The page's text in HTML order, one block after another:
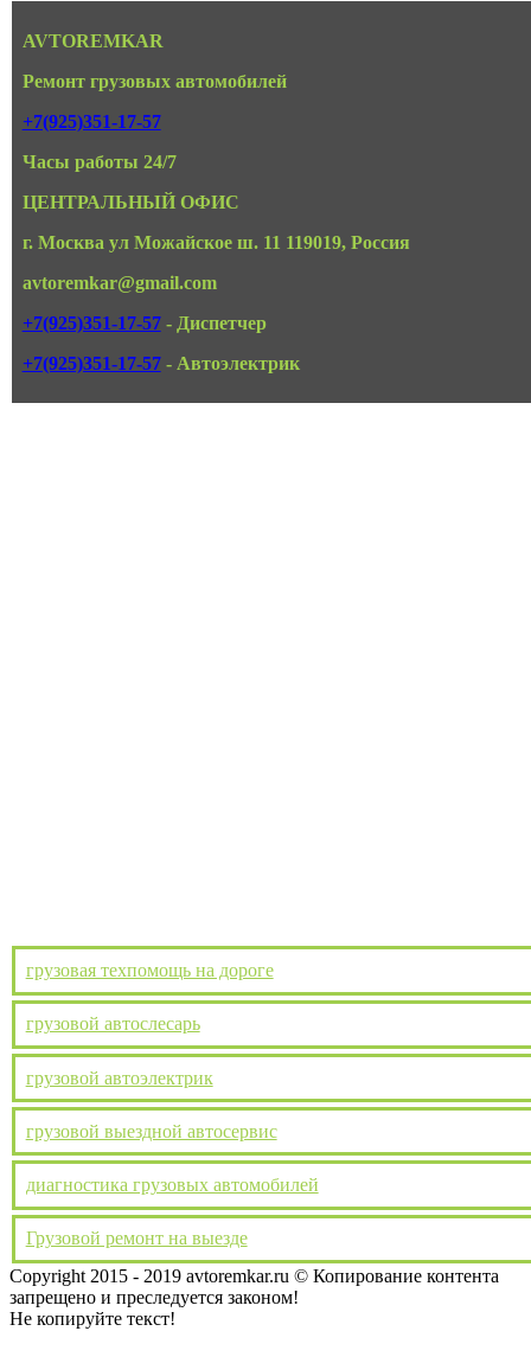
AVTOREMKAR
Ремонт грузовых автомобилей
+7(925)351-17-57
Часы работы 24/7
ЦЕНТРАЛЬНЫЙ ОФИС
г. Москва ул Можайское ш. 11 119019, Россия
avtoremkar@gmail.com
+7(925)351-17-57- Диспетчер
+7(925)351-17-57- Автоэлектрик
грузовая техпомощь на дороге
грузовой автослесарь
грузовой автоэлектрик
грузовой выездной автосервис
диагностика грузовых автомобилей
Грузовой ремонт на выезде
Copyright 2015 - 2019 avtoremkar.ru © Копирование контента
запрещено и преследуется законом!
Toggle
Не копируйте текст!